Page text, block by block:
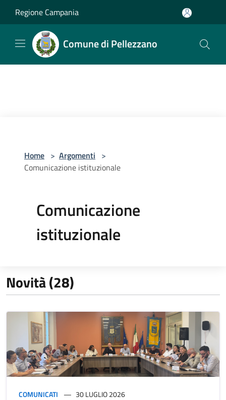
Regione Campania
Comune di Pellezzano
Home > Argomenti >
Comunicazione istituzionale
Comunicazione
istituzionale
Novità (28)
COMUNICATI 30 LUGLIO 2026